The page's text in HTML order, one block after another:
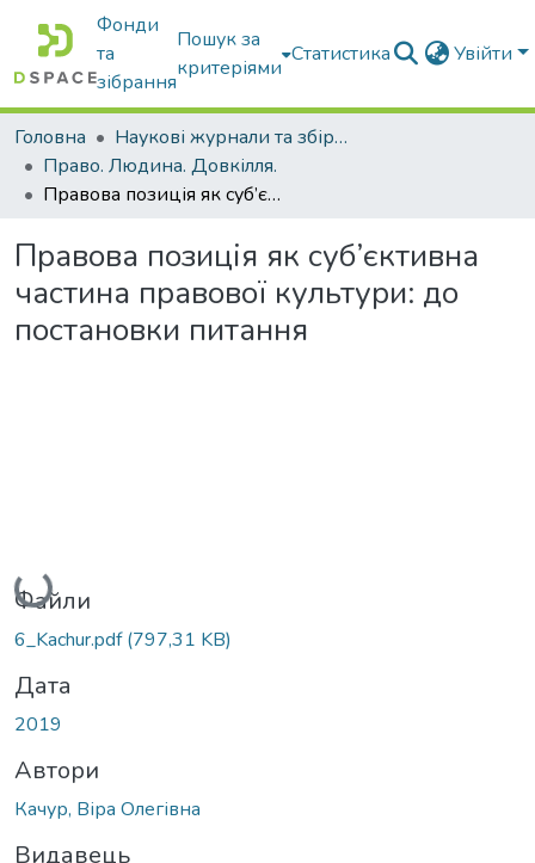
Фонди
та
зібрання
Пошук за
критеріями
Статистика Увійти
Головна
Наукові журнали та збірники видань
Право. Людина. Довкілля.
Правова позиція як суб’єктивна частина правової культури: до постановки питання
Правова позиція як суб’єктивна
частина правової культури: до
постановки питання
Вантажиться...
Файли
6_Kachur.pdf(797,31 KB)
Дата
2019
Автори
Качур, Віра Олегівна
Видавець